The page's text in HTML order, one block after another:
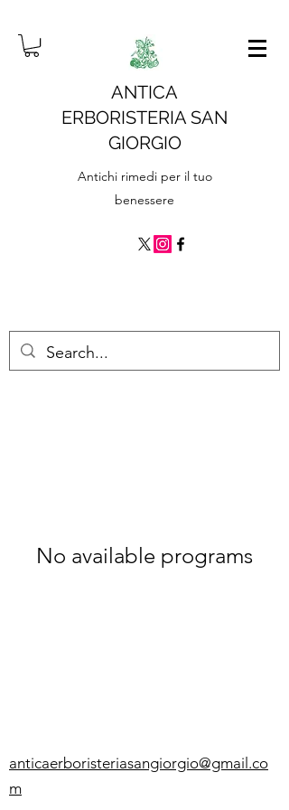
ANTICA
ERBORISTERIA SAN
GIORGIO
Antichi rimedi per il tuo
benessere
No available programs
anticaerboristeriasangiorgio@gmail.co
m